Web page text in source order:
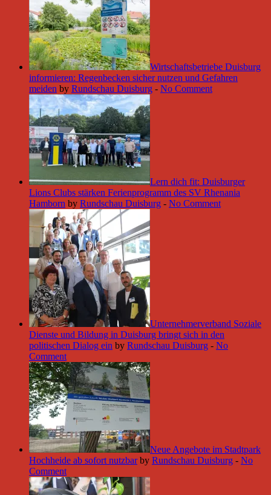
Wirtschaftsbetriebe Duisburg
informieren: Regenbecken sicher nutzen und Gefahren
meiden by Rundschau Duisburg - No Comment
Lern dich fit: Duisburger
Lions Clubs stärken Ferienprogramm des SV Rhenania
Hamborn by Rundschau Duisburg - No Comment
Unternehmerverband Soziale
Dienste und Bildung in Duisburg bringt sich in den
politischen Dialog ein by Rundschau Duisburg - No
Comment
Neue Angebote im Stadtpark
Hochheide ab sofort nutzbar by Rundschau Duisburg - No
Comment